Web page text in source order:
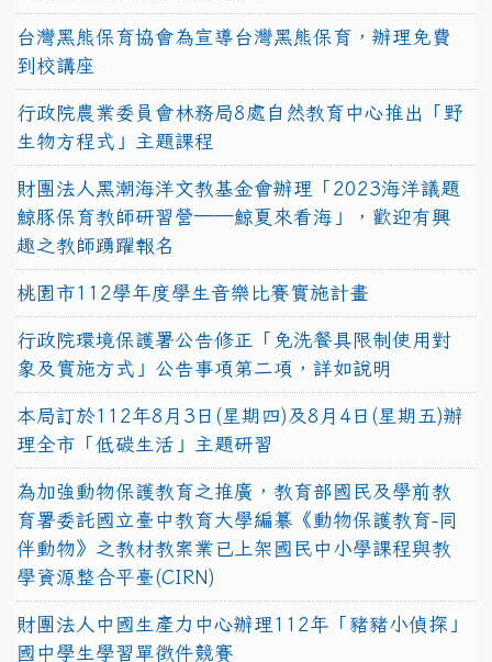
台灣黑熊保育協會為宣導台灣黑熊保育，辦理免費
到校講座
行政院農業委員會林務局8處自然教育中心推出「野
生物方程式」主題課程
財團法人黑潮海洋文教基金會辦理「2023海洋議題
鯨豚保育教師研習營──鯨夏來看海」，歡迎有興
趣之教師踴躍報名
桃園市112學年度學生音樂比賽實施計畫
行政院環境保護署公告修正「免洗餐具限制使用對
象及實施方式」公告事項第二項，詳如說明
本局訂於112年8月3日(星期四)及8月4日(星期五)辦
理全市「低碳生活」主題研習
為加強動物保護教育之推廣，教育部國民及學前教
育署委託國立臺中教育大學編纂《動物保護教育-同
伴動物》之教材教案業已上架國民中小學課程與教
學資源整合平臺(CIRN)
財團法人中國生產力中心辦理112年「豬豬小偵探」
國中學生學習單徵件競賽